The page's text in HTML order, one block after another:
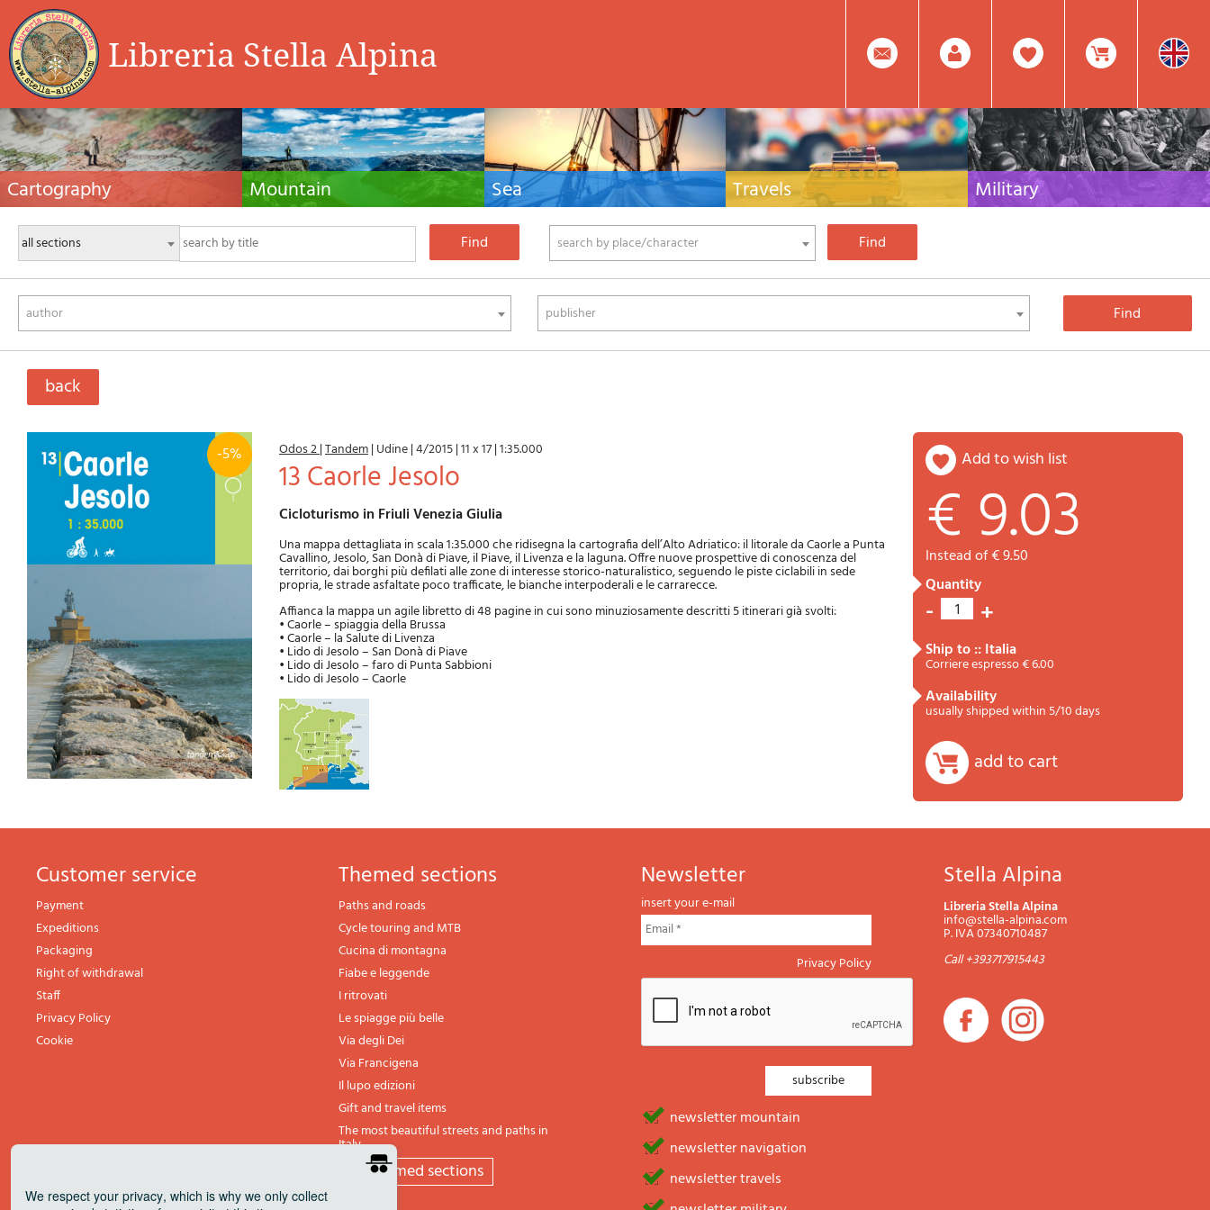
Libreria Stella Alpina 0
Item(s)
In
Summary
Facebook
Create
Cartography
Hiking maps, maps and atlases, cartography
around the world. Maps of the trails, cartography
for cyclotourism and mountain biking
Mountain
Alpine guides, hiking guides, technical manuals
for summer and winter mountaineering.
Mountain literature and filmography
Sea
Nautical manuals, nautical cartography, books
and literature for sailboat and motor
Travels
Travel guides and travel literature for Italy,
Europe and the rest of the world
Military
Collection of the best publications (books and
search by place/character
author publisher
back
-5% Odos 2|Tandem| Udine|4/2015|11 x 17|1:35.000
13 Caorle Jesolo
Cicloturismo in Friuli Venezia Giulia
Una mappa dettagliata in scala 1:35.000 che ridisegna la cartografia dell’Alto Adriatico: il litorale da Caorle a Punta
Cavallino, Jesolo, San Donà di Piave, il Piave, il Livenza e la laguna. Offre nuove prospettive di conoscenza del
territorio, dai borghi più defilati alle zone di interesse storico-naturalistico, seguendo le piste ciclabili in sede
propria, le strade asfaltate poco trafficate, le bianche interpoderali e le carrarecce.
Affianca la mappa un agile libretto di 48 pagine in cui sono minuziosamente descritti 5 itinerari già svolti:
• Caorle – spiaggia della Brussa
• Caorle – la Salute di Livenza
• Lido di Jesolo – San Donà di Piave
• Lido di Jesolo – faro di Punta Sabbioni
• Lido di Jesolo – Caorle
add to wish list
€ 9.03
instead of € 9.50
quantity
- 1 +
ship to :: Italia
Corriere espresso € 6.00
availability
usually shipped within 5/10 days
add to cart
Customer service
Payment
Expeditions
Packaging
Right of withdrawal
Staff
Privacy Policy
Cookie
themed sections
Paths and roads
Cycle touring and MTB
Cucina di montagna
Fiabe e leggende
I ritrovati
Le spiagge più belle
Via degli Dei
Via Francigena
Il lupo edizioni
Gift and travel items
The most beautiful streets and paths in
Italy
All themed sections
newsletter
insert your e-mail
Privacy Policy
newsletter mountain
newsletter navigation
newsletter travels
Stella Alpina
Libreria Stella Alpina
info@stella-alpina.com
P. IVA 07340710487
Call +393717915443
We respect your privacy, which is why we only collect